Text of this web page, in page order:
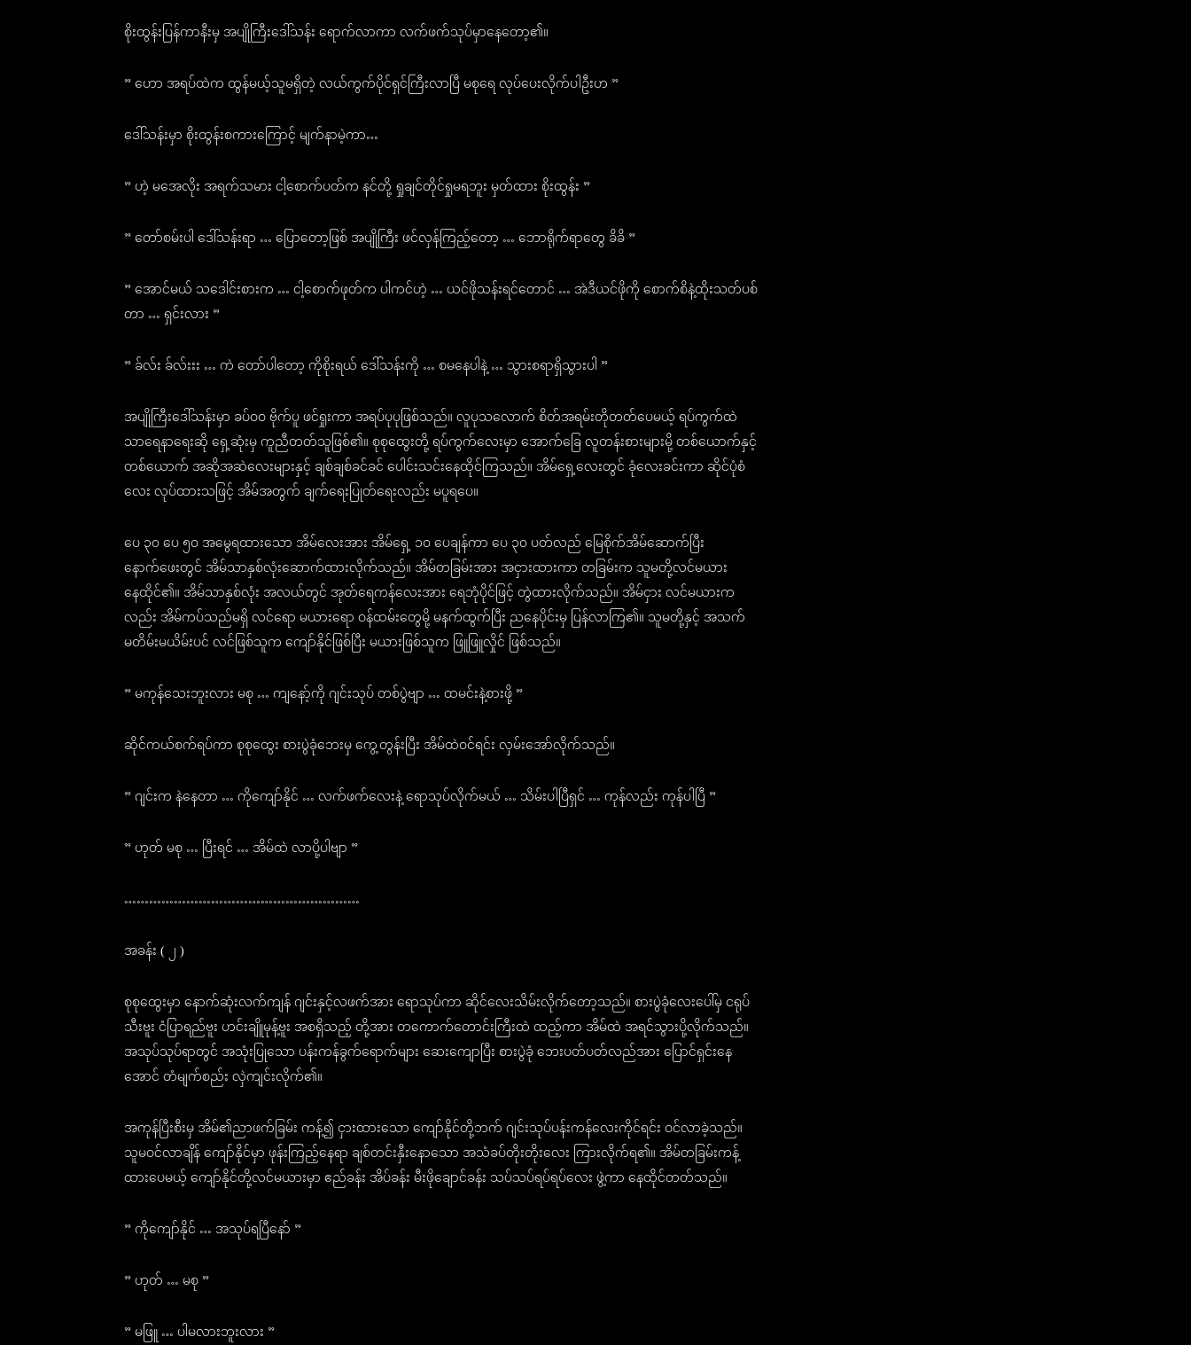
စိုးထွန်းပြန်ကာနီးမှ အပျိုကြီးဒေါ်သန်း ရောက်လာကာ လက်ဖက်သုပ်မှာနေတော့၏။
” ဟော အရပ်ထဲက ထွန်မယ့်သူမရှိတဲ့ လယ်ကွက်ပိုင်ရှင်ကြီးလာပြီ မစုရေ လုပ်ပေးလိုက်ပါဦးဟ ”
ဒေါ်သန်းမှာ စိုးထွန်းစကားကြောင့် မျက်နာမဲ့ကာ…
” ဟဲ့ မအေလိုး အရက်သမား ငါ့စောက်ပတ်က နင်တို့ ရှုချင်တိုင်ရှုမရဘူး မှတ်ထား စိုးထွန်း ”
” တော်စမ်းပါ ဒေါ်သန်းရာ … ပြောတော့ဖြစ် အပျိုကြီး ဖင်လှန်ကြည့်တော့ … ဘောရိုက်ရာတွေ ခိခိ ”
” အောင်မယ် သဒေါင်းစားက … ငါ့စောက်ဖုတ်က ပါကင်ဟဲ့ … ယင်ဖိုသန်းရင်တောင် … အဲဒီယင်ဖိုကို စောက်စိနဲ့ထိုးသတ်ပစ်
တာ … ရှင်းလား ”
” ခ်လ်း ခ်လ်းးး … ကဲ တော်ပါတော့ ကိုစိုးရယ် ဒေါ်သန်းကို … စမနေပါနဲ့ … သွားစရာရှိသွားပါ ”
အပျိုကြီးဒေါ်သန်းမှာ ခပ်ဝဝ ဗိုက်ပူ ဖင်ရှုးကာ အရပ်ပုပုဖြစ်သည်။ လူပုသလောက် စိတ်အရမ်းတိုတတ်ပေမယ့် ရပ်ကွက်ထဲ
သာရေနာရေးဆို ရှေ့ဆုံးမှ ကူညီတတ်သူဖြစ်၏။ စုစုထွေးတို့ ရပ်ကွက်လေးမှာ အောက်ခြေ လူတန်းစားများမို့ တစ်ယောက်နှင့်
တစ်ယောက် အဆိုအဆဲလေးများနှင့် ချစ်ချစ်ခင်ခင် ပေါင်းသင်းနေထိုင်ကြသည်။ အိမ်ရှေ့လေးတွင် ခုံလေးခင်းကာ ဆိုင်ပုံစံ
လေး လုပ်ထားသဖြင့် အိမ်အတွက် ချက်ရေးပြုတ်ရေးလည်း မပူရပေ။
ပေ ၃၀ ပေ ၅၀ အမွေရထားသော အိမ်လေးအား အိမ်ရှေ့ ၁၀ ပေချန်ကာ ပေ ၃၀ ပတ်လည် မြေစိုက်အိမ်ဆောက်ပြီး
နောက်ဖေးတွင် အိမ်သာနှစ်လုံးဆောက်ထားလိုက်သည်။ အိမ်တခြမ်းအား အငှားထားကာ တခြမ်းက သူမတို့လင်မယား
နေထိုင်၏။ အိမ်သာနှစ်လုံး အလယ်တွင် အုတ်ရေကန်လေးအား ရေဘုံပိုင်ဖြင့် တွဲထားလိုက်သည်။ အိမ်ငှား လင်မယားက
လည်း အိမ်ကပ်သည်မရှိ လင်ရော မယားရော ဝန်ထမ်းတွေမို့ မနက်ထွက်ပြီး ညနေပိုင်းမှ ပြန်လာကြ၏။ သူမတို့နှင့် အသက်
မတိမ်းမယိမ်းပင် လင်ဖြစ်သူက ကျော်နိုင်ဖြစ်ပြီး မယားဖြစ်သူက ဖြူဖြူလှိုင် ဖြစ်သည်။
” မကုန်သေးဘူးလား မစု … ကျနော့်ကို ဂျင်းသုပ် တစ်ပွဲဗျာ … ထမင်းနဲ့စားဖို့ ”
ဆိုင်ကယ်စက်ရပ်ကာ စုစုထွေး စားပွဲခုံဘေးမှ ကွေ့တွန်းပြီး အိမ်ထဲဝင်ရင်း လှမ်းအော်လိုက်သည်။
” ဂျင်းက နဲနေတာ … ကိုကျော်နိုင် … လက်ဖက်လေးနဲ့ ရောသုပ်လိုက်မယ် … သိမ်းပါပြီရှင် … ကုန်လည်း ကုန်ပါပြီ ”
” ဟုတ် မစု … ပြီးရင် … အိမ်ထဲ လာပို့ပါဗျာ ”
…………………………………………………
အခန်း ( ၂ )
စုစုထွေးမှာ နောက်ဆုံးလက်ကျန် ဂျင်းနှင့်လဖက်အား ရောသုပ်ကာ ဆိုင်လေးသိမ်းလိုက်တော့သည်။ စားပွဲခုံလေးပေါ်မှ ငရုပ်
သီးဗူး ငံပြာရည်ဗူး ဟင်းချိူမုန့်ဗူး အစရှိသည့် တို့အား တကောက်တောင်းကြီးထဲ ထည့်ကာ အိမ်ထဲ အရင်သွားပို့လိုက်သည်။
အသုပ်သုပ်ရာတွင် အသုံးပြုသော ပန်းကန်ခွက်ရောက်များ ဆေးကျောပြီး စားပွဲခုံ ဘေးပတ်ပတ်လည်အား ပြောင်ရှင်းနေ
အောင် တံမျက်စည်း လှဲကျင်းလိုက်၏။
အကုန်ပြီးစီးမှ အိမ်၏ညာဖက်ခြမ်း ကန့်၍ ငှားထားသော ကျော်နိုင်တို့ဘက် ဂျင်းသုပ်ပန်းကန်လေးကိုင်ရင်း ဝင်လာခဲ့သည်။
သူမဝင်လာချိန် ကျော်နိုင်မှာ ဖုန်းကြည့်နေရာ ချစ်တင်းနှီးနောသော အသံခပ်တိုးတိုးလေး ကြားလိုက်ရ၏။ အိမ်တခြမ်းကန့်
ထားပေမယ့် ကျော်နိုင်တို့လင်မယားမှာ ဧည်ခန်း အိပ်ခန်း မီးဖိုချောင်ခန်း သပ်သပ်ရပ်ရပ်လေး ဖွဲ့ကာ နေထိုင်တတ်သည်။
” ကိုကျော်နိုင် … အသုပ်ရပြီနော် ”
” ဟုတ် … မစု ”
” မဖြူ … ပါမလားဘူးလား ”